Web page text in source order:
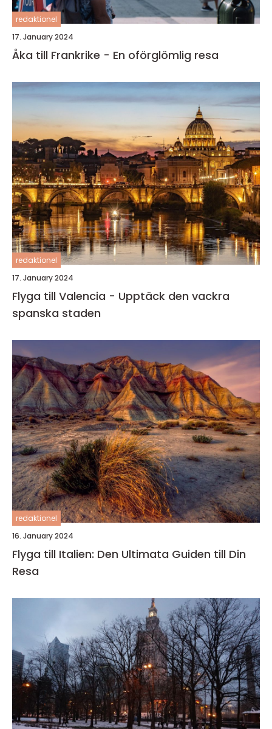
redaktionel
17. January 2024
Åka till Frankrike - En oförglömlig resa
redaktionel
17. January 2024
Flyga till Valencia - Upptäck den vackra
spanska staden
redaktionel
16. January 2024
Flyga till Italien: Den Ultimata Guiden till Din
Resa